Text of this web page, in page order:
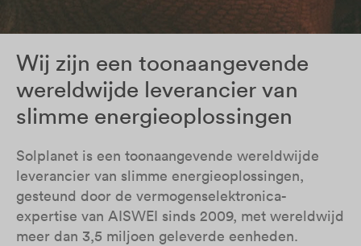
Wij zijn een toonaangevende
wereldwijde leverancier van
slimme energieoplossingen
Solplanet is een toonaangevende wereldwijde
leverancier van slimme energieoplossingen,
gesteund door de vermogenselektronica-
expertise van AISWEI sinds 2009, met wereldwijd
meer dan 3,5 miljoen geleverde eenheden.